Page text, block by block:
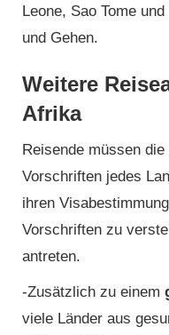
Leone, Sao Tome
und Gehen.
Weitere
Afrika
Reisende müssen
Vorschriften jedes
ihren
Vorschriften zu
antreten.
-Zusätzlich zu einem
viele Länder aus